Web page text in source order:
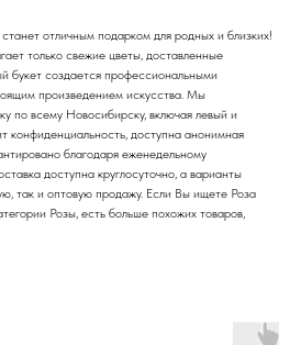
отличным подарком для родных и близких!
только свежие цветы, доставленные
букет создается профессиональными
произведением искусства. Мы
по всему Новосибирску, включая левый и
конфиденциальность, доступна анонимная
благодаря еженедельному
доступна круглосуточно, а варианты
так и оптовую продажу. Если Вы ищете Роза
Розы, есть больше похожих товаров,